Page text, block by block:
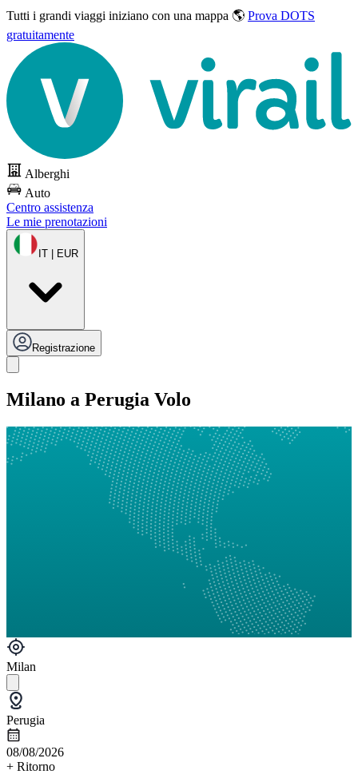
Tutti i grandi viaggi iniziano con una mappa 🌎 Prova DOTS
gratuitamente
Alberghi
Auto
Centro assistenza
Le mie prenotazioni
IT | EUR
Registrazione
Milano a Perugia Volo
Milan
Perugia
08/08/2026
+ Ritorno